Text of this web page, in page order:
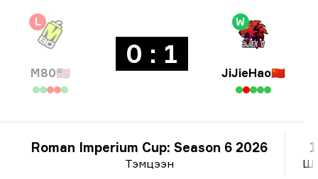
L
M80🇺🇸
0 : 1
W
JiJieHao🇨🇳
Тэмцээн
Roman Imperium Cup: Season 6 2026